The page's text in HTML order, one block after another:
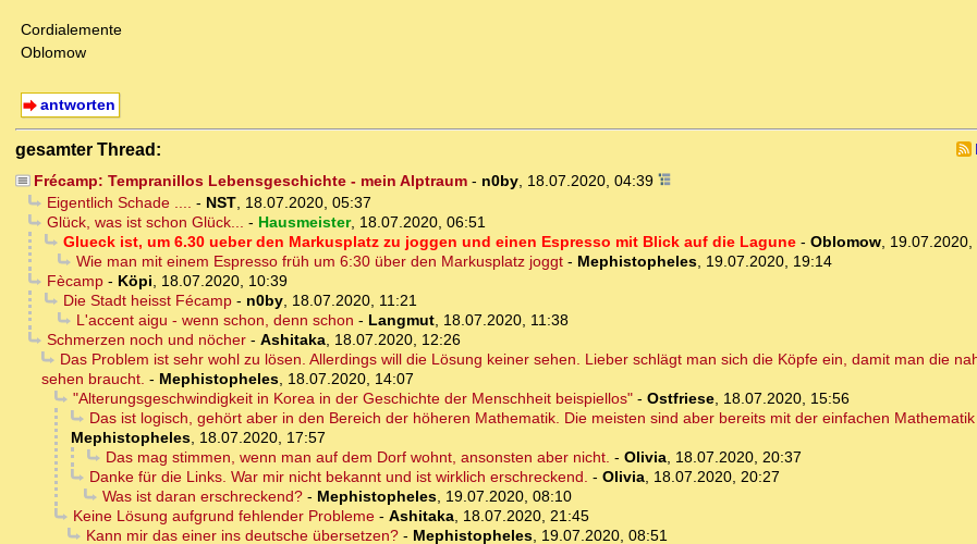
Cordialemente
Oblomow
antworten
gesamter Thread:
Frécamp: Tempranillos Lebensgeschichte - mein Alptraum- n0by, 18.07.2020, 04:39
Eigentlich Schade .... - NST, 18.07.2020, 05:37
Glück, was ist schon Glück... - Hausmeister, 18.07.2020, 06:51
Glueck ist, um 6.30 ueber den Markusplatz zu joggen und einen Espresso mit Blick auf die Lagune- Oblomow, 19.07.2020,
Wie man mit einem Espresso früh um 6:30 über den Markusplatz joggt- Mephistopheles, 19.07.2020, 19:14
Fècamp- Köpi, 18.07.2020, 10:39
Die Stadt heisst Fécamp- n0by, 18.07.2020, 11:21
L'accent aigu - wenn schon, denn schon - Langmut, 18.07.2020, 11:38
Schmerzen noch und nöcher- Ashitaka, 18.07.2020, 12:26
Das Problem ist sehr wohl zu lösen. Allerdings will die Lösung keiner sehen. Lieber schlägt man sich die Köpfe ein, damit man die
sehen braucht. - Mephistopheles, 18.07.2020, 14:07
"Alterungsgeschwindigkeit in Korea in der Geschichte der Menschheit beispiellos"- Ostfriese, 18.07.2020, 15:56
Das ist logisch, gehört aber in den Bereich der höheren Mathematik. Die meisten sind aber bereits mit der einfachen
Mephistopheles, 18.07.2020, 17:57
Das mag stimmen, wenn man auf dem Dorf wohnt, ansonsten aber nicht. - Olivia, 18.07.2020, 20:37
Danke für die Links. War mir nicht bekannt und ist wirklich erschreckend. - Olivia, 18.07.2020, 20:27
Was ist daran erschreckend?- Mephistopheles, 19.07.2020, 08:10
Keine Lösung aufgrund fehlender Probleme- Ashitaka, 18.07.2020, 21:45
Kann mir das einer ins deutsche übersetzen?- Mephistopheles, 19.07.2020, 08:51